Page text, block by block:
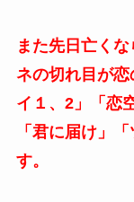
また先日亡く
ネの切れ目が
イ１、2」「恋
「君に届け」
す。